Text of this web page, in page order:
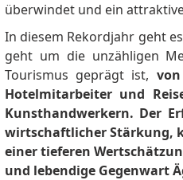
überwindet und ein
In diesem Rekordjahr geht
geht um die unzähligen
Tourismus geprägt ist,
Hotelmitarbeiter und
Kunsthandwerkern. Der
wirtschaftlicher Stärkung,
einer tieferen
und lebendige Gegenwart